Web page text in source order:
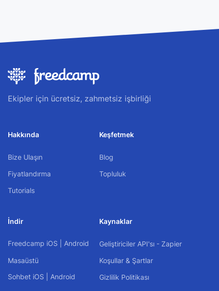
Ekipler için ücretsiz, zahmetsiz işbirliği
Hakkında
Bize Ulaşın
Fiyatlandırma
Tutorials
Keşfetmek
Blog
Topluluk
İndir
Freedcamp iOS Android
Masaüstü
Sohbet iOS Android
Kaynaklar
Geliştiriciler API'sı - Zapier
Koşullar & Şartlar
Gizlilik Politikası